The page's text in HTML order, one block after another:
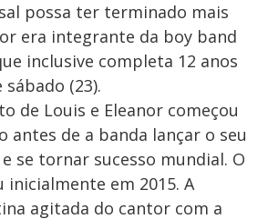
possa ter terminado mais
era integrante da boy band
inclusive completa 12 anos
(23).
de Louis e Eleanor começou
antes de a banda lançar o seu
se tornar sucesso mundial. O
inicialmente em 2015. A
agitada do cantor com a